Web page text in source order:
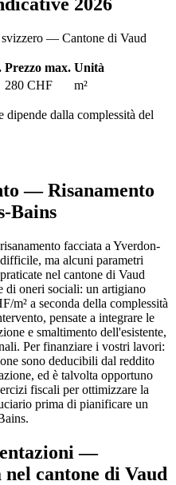
2026
svizzero — Cantone di Vaud
Prezzo max. Unità
280 CHF m²
dalla complessità del
— Risanamento
Bains
facciata a Yverdon-
ma alcuni parametri
nel cantone di Vaud
oneri sociali: un artigiano
m² a seconda della complessità
pensate a integrare le
e smaltimento dell'esistente,
Per finanziare i vostri lavori:
sono deducibili dal reddito
ed è talvolta opportuno
fiscali per ottimizzare la
prima di pianificare un
—
cantone di Vaud